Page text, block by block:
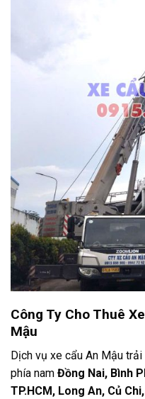
Công Ty Cho Thuê
Mậu
Dịch vụ xe cẩu An Mậu
phía nam Đồng Nai, Bình
TP.HCM, Long An, Củ